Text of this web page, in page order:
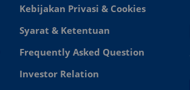
Kebijakan Privasi & Cookies
Syarat & Ketentuan
Frequently Asked Question
Investor Relation